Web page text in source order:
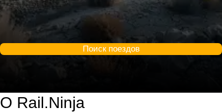
Поиск поездов
О Rail.Ninja